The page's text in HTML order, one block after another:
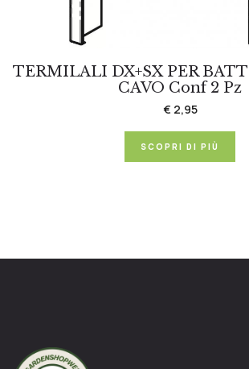
TERMILALI DX+SX PER
CAVO Conf 2 Pz
€ 2,95
SCOPRI DI PIÙ